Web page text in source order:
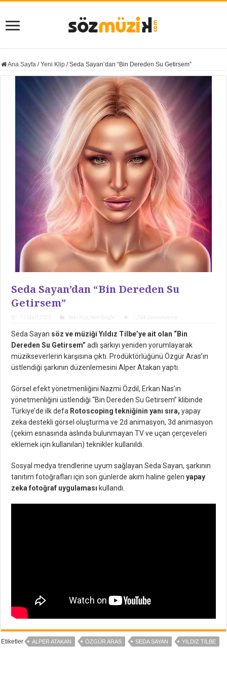
Ana Sayfa / Yeni Klip / Seda Sayan’dan “Bin Dereden Su Getirsem”
Seda Sayan’dan “Bin Dereden Su
Getirsem”
Seda Sayan söz ve müziği Yıldız Tilbe’ye ait olan “Bin
Dereden Su Getirsem” adlı şarkıyı yeniden yorumlayarak
müzikseverlerin karşısına çıktı. Prodüktörlüğünü Özgür Aras’ın
üstlendiği şarkının düzenlemesini Alper Atakan yaptı.
Görsel efekt yönetmenliğini Nazmi Özdil, Erkan Nas’ın
yönetmenliğini üstlendiği “Bin Dereden Su Getirsem” klibinde
Türkiye’de ilk defa Rotoscoping tekniğinin yanı sıra, yapay
zeka destekli görsel oluşturma ve 2d animasyon, 3d animasyon
(çekim esnasında aslında bulunmayan TV ve uçan çerçeveleri
eklemek için kullanılan) teknikler kullanıldı.
Sosyal medya trendlerine uyum sağlayan Seda Sayan, şarkının
tanıtım fotoğrafları için son günlerde akım haline gelenyapay
zeka fotoğraf uygulaması kullandı.
Etiketler ALPER ATAKAN ÖZGÜR ARAS SEDA SAYAN YILDIZ TILBE